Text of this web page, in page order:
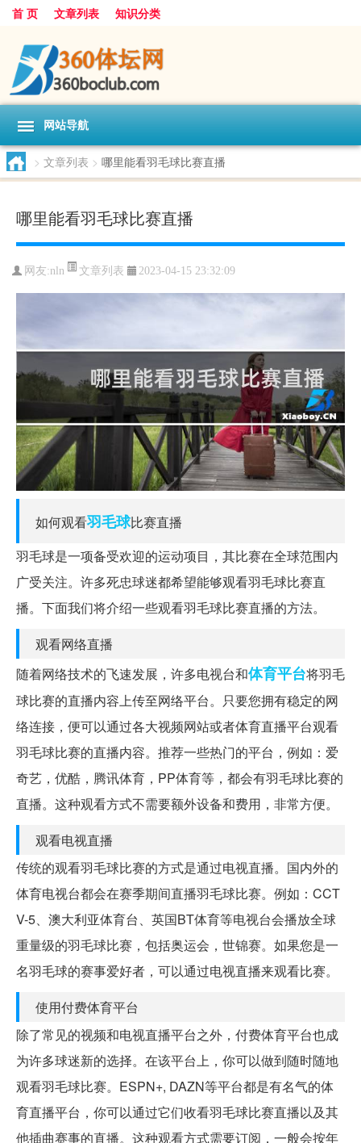
首 页 文章列表 知识分类
网站导航
> 文章列表 > 哪里能看羽毛球比赛直播
哪里能看羽毛球比赛直播
网友:nln 文章列表 2023-04-15 23:32:09
如何观看羽毛球比赛直播
羽毛球是一项备受欢迎的运动项目，其比赛在全球范围内
广受关注。许多死忠球迷都希望能够观看羽毛球比赛直
播。下面我们将介绍一些观看羽毛球比赛直播的方法。
观看网络直播
随着网络技术的飞速发展，许多电视台和体育平台将羽毛
球比赛的直播内容上传至网络平台。只要您拥有稳定的网
络连接，便可以通过各大视频网站或者体育直播平台观看
羽毛球比赛的直播内容。推荐一些热门的平台，例如：爱
奇艺，优酷，腾讯体育，PP体育等，都会有羽毛球比赛的
直播。这种观看方式不需要额外设备和费用，非常方便。
观看电视直播
传统的观看羽毛球比赛的方式是通过电视直播。国内外的
体育电视台都会在赛季期间直播羽毛球比赛。例如：CCT
V-5、澳大利亚体育台、英国BT体育等电视台会播放全球
重量级的羽毛球比赛，包括奥运会，世锦赛。如果您是一
名羽毛球的赛事爱好者，可以通过电视直播来观看比赛。
使用付费体育平台
除了常见的视频和电视直播平台之外，付费体育平台也成
为许多球迷新的选择。在该平台上，你可以做到随时随地
观看羽毛球比赛。ESPN+, DAZN等平台都是有名气的体
育直播平台，你可以通过它们收看羽毛球比赛直播以及其
他插曲赛事的直播。这种观看方式需要订阅，一般会按年